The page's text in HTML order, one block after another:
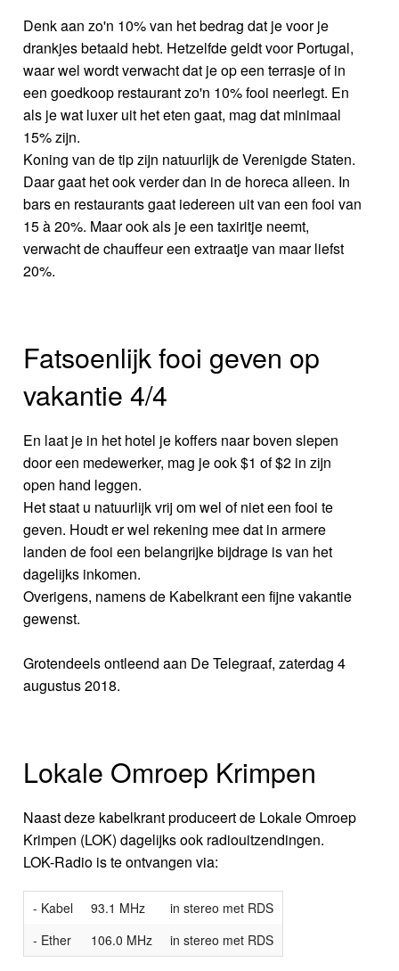
Denk aan zo'n 10% van het bedrag dat je voor je
drankjes betaald hebt. Hetzelfde geldt voor Portugal,
waar wel wordt verwacht dat je op een terrasje of in
een goedkoop restaurant zo'n 10% fooi neerlegt. En
als je wat luxer uit het eten gaat, mag dat minimaal
15% zijn.
Koning van de tip zijn natuurlijk de Verenigde Staten.
Daar gaat het ook verder dan in de horeca alleen. In
bars en restaurants gaat iedereen uit van een fooi van
15 à 20%. Maar ook als je een taxiritje neemt,
verwacht de chauffeur een extraatje van maar liefst
20%.
Fatsoenlijk fooi geven op
vakantie 4/4
En laat je in het hotel je koffers naar boven slepen
door een medewerker, mag je ook $1 of $2 in zijn
open hand leggen.
Het staat u natuurlijk vrij om wel of niet een fooi te
geven. Houdt er wel rekening mee dat in armere
landen de fooi een belangrijke bijdrage is van het
dagelijks inkomen.
Overigens, namens de Kabelkrant een fijne vakantie
gewenst.
Grotendeels ontleend aan De Telegraaf, zaterdag 4
augustus 2018.
Lokale Omroep Krimpen
Naast deze kabelkrant produceert de Lokale Omroep
Krimpen (LOK) dagelijks ook radiouitzendingen.
LOK-Radio is te ontvangen via:
- Kabel 93.1 MHz
in stereo met RDS
- Ether
106.0 MHz in stereo met RDS